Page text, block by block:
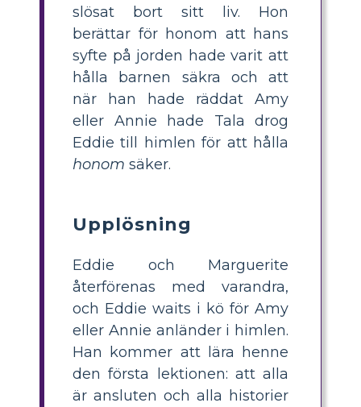
slösat bort sitt liv. Hon
berättar för honom att hans
syfte på jorden hade varit att
hålla barnen säkra och att
när han hade räddat Amy
eller Annie hade Tala drog
Eddie till himlen för att hålla
honom säker.
Upplösning
Eddie och Marguerite
återförenas med varandra,
och Eddie waits i kö för Amy
eller Annie anländer i himlen.
Han kommer att lära henne
den första lektionen: att alla
är ansluten och alla historier